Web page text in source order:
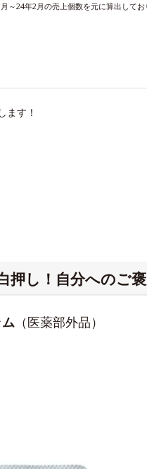
24年2月の売上個数を元に算出してお
ます！
押し！自分へのご
（医薬部外品）